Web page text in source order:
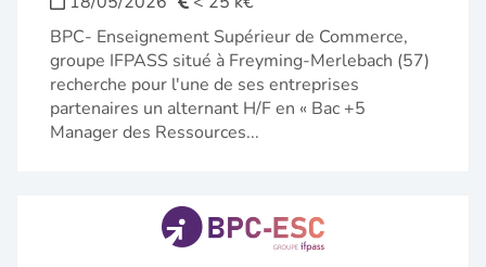
BPC- Enseignement Supérieur de Commerce,
groupe IFPASS situé à Freyming-Merlebach (57)
recherche pour l'une de ses entreprises
partenaires un alternant H/F en « Bac +5
Manager des Ressources...